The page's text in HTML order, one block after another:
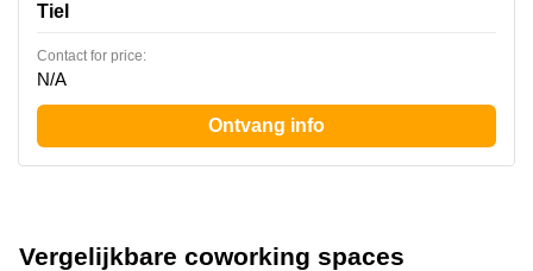
Tiel
Contact for price:
N/A
Ontvang info
Vergelijkbare coworking spaces